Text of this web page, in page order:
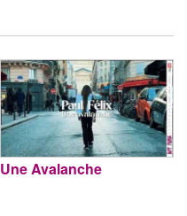
Une Avalanche